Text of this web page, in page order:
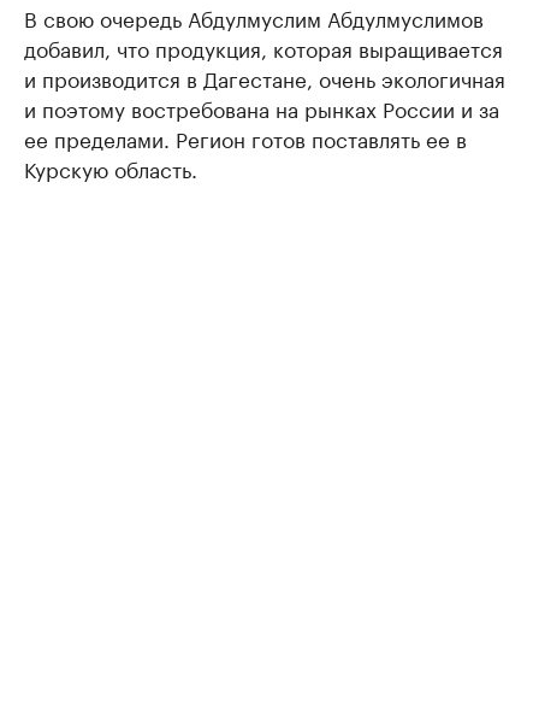
В свою очередь Абдулмуслим Абдулмуслимов
добавил, что продукция, которая выращивается
и производится в Дагестане, очень экологичная
и поэтому востребована на рынках России и за
ее пределами. Регион готов поставлять ее в
Курскую область.